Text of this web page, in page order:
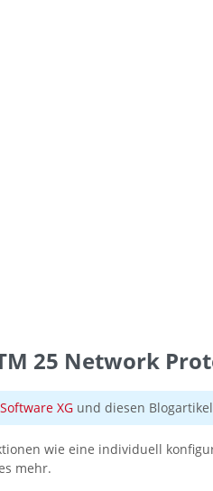
25 Network
XG und diesen
wie eine individuell
mehr.